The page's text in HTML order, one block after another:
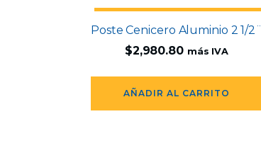
Poste Cenicero Aluminio 2 1/2¨
$2,980.80 más IVA
AÑADIR AL CARRITO